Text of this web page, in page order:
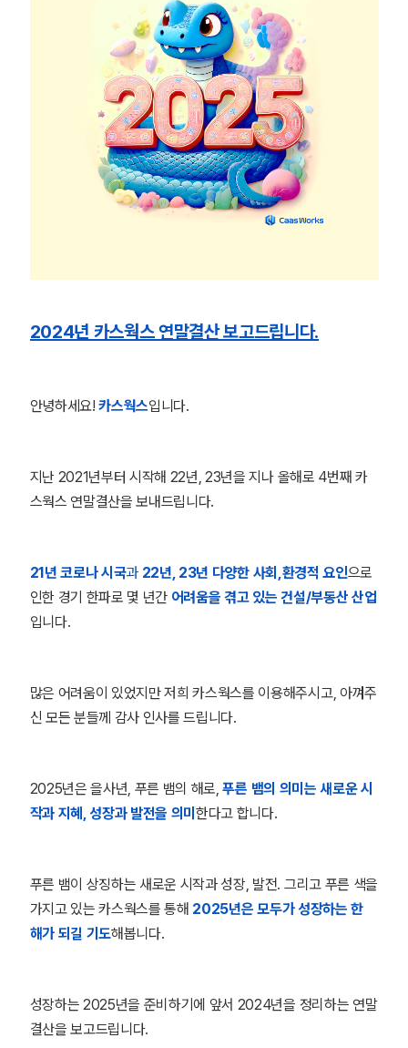
2024년 카스웍스 연말결산 보고드립니다.
안녕하세요!카스웍스입니다.
지난 2021년부터 시작해 22년, 23년을 지나 올해로 4번째 카
스웍스 연말결산을 보내드립니다.
21년 코로나 시국과 22년, 23년 다양한 사회,환경적 요인으로
인한 경기 한파로 몇 년간 어려움을 겪고 있는 건설/부동산 산업
입니다.
많은 어려움이 있었지만 저희 카스웍스를 이용해주시고, 아껴주
신 모든 분들께 감사 인사를 드립니다.
2025년은 을사년, 푸른 뱀의 해로,푸른 뱀의 의미는 새로운 시
작과 지혜, 성장과 발전을 의미한다고 합니다.
푸른 뱀이 상징하는 새로운 시작과 성장, 발전. 그리고 푸른 색을
가지고 있는 카스웍스를 통해 2025년은 모두가 성장하는 한
해가 되길 기도해봅니다.
성장하는 2025년을 준비하기에 앞서 2024년을 정리하는 연말
결산을 보고드립니다.